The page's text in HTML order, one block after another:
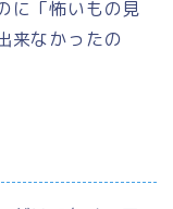
に「怖いもの見
来なかったの